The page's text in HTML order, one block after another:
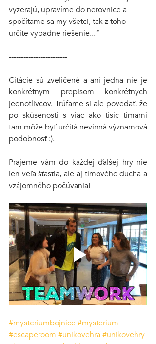
vyzerajú, upravíme do nerovnice a
spočítame sa my všetci, tak z toho
určite vypadne riešenie...“
------------------------
Citácie sú zveličené a ani jedna nie je
konkrétnym prepisom konkrétnych
jednotlivcov. Trúfame si ale povedať, že
po skúsenosti s viac ako tisíc tímami
tam môže byť určitá nevinná významová
podobnosť :).
Prajeme vám do každej ďalšej hry nie
len veľa šťastia, ale aj tímového ducha a
vzájomného počúvania!
#mysteriumbojnice #mysterium
#escaperoom #unikovehra #unikovehry